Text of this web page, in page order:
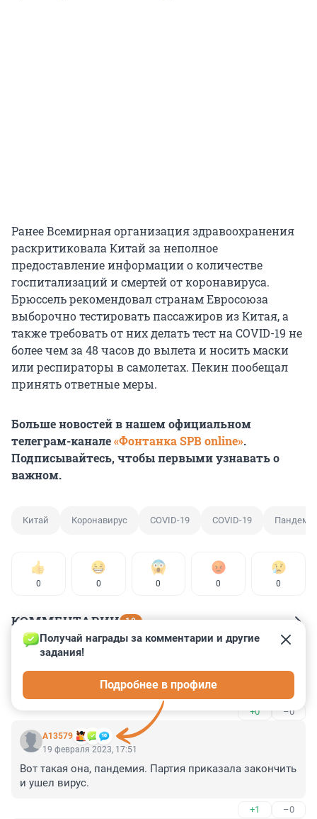
Ранее Всемирная организация здравоохранения
раскритиковала Китай за неполное
предоставление информации о количестве
госпитализаций и смертей от коронавируса.
Брюссель рекомендовал странам Евросоюза
выборочно тестировать пассажиров из Китая, а
также требовать от них делать тест на COVID-19 не
более чем за 48 часов до вылета и носить маски
или респираторы в самолетах. Пекин пообещал
принять ответные меры.
Больше новостей в нашем официальном
телеграм-канале«Фонтанка SPB online».
Подписывайтесь, чтобы первыми узнавать о
важном.
Китай Коронавирус COVID-19 COVID-19
0 0 0 0 0
КОММЕНТАРИИ 18
Гость
Великая рисовая держава проголодалась.
+0 –0
А13579
Получай награды за комментарии и другие
задания!
Подробнее в профиле
19 февраля 2023, 17:51
Вот такая она, пандемия. Партия приказала закончить
и ушел вирус.
+1 –0